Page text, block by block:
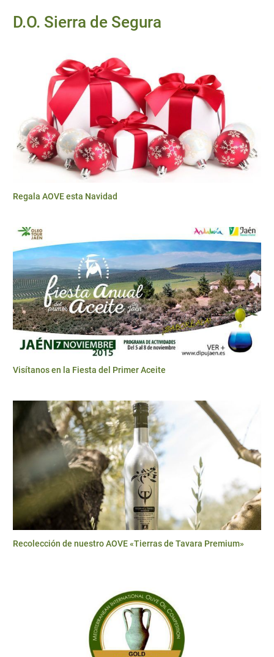
D.O. Sierra de Segura
Regala AOVE esta Navidad
Visítanos en la Fiesta del Primer Aceite
Recolección de nuestro AOVE «Tierras de Tavara Premium»